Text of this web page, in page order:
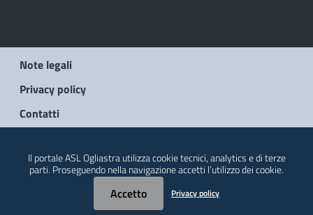
Note legali
Privacy policy
Contatti
Il portale ASL Ogliastra utilizza cookie tecnici, analytics e di terze
parti. Proseguendo nella navigazione accetti l’utilizzo dei cookie.
Accetto Privacy policy